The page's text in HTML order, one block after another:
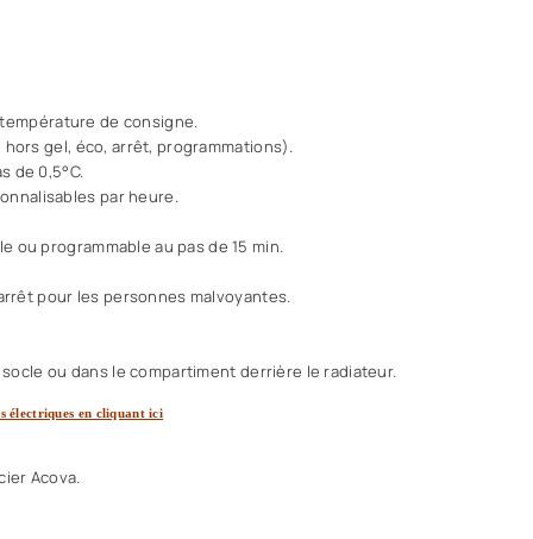
de consigne.
gel, éco, arrêt, programmations).
de 0,5°C.
par heure.
ou programmable au pas de 15 min.
pour les personnes malvoyantes.
ou dans le compartiment derrière le radiateur.
électriques en cliquant ici
Acova.